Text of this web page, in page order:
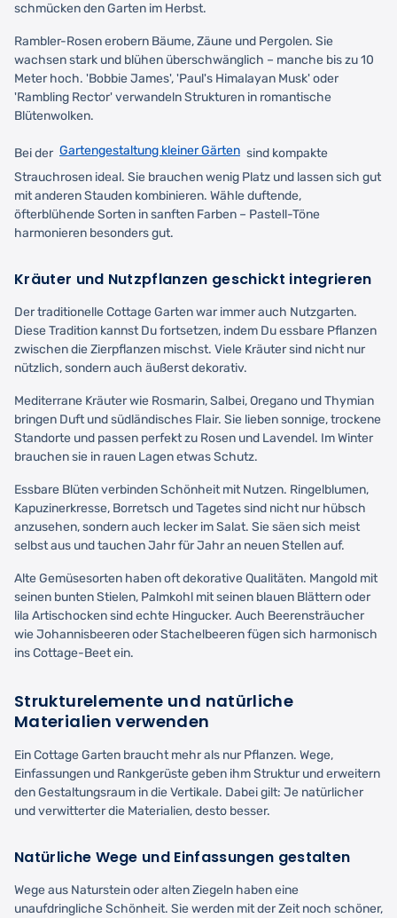
schmücken den Garten im Herbst.
Rambler-Rosen erobern Bäume, Zäune und Pergolen. Sie
wachsen stark und blühen überschwänglich – manche bis zu 10
Meter hoch. 'Bobbie James', 'Paul's Himalayan Musk' oder
'Rambling Rector' verwandeln Strukturen in romantische
Blütenwolken.
Bei der Gartengestaltung kleiner Gärten sind kompakte
Strauchrosen ideal. Sie brauchen wenig Platz und lassen sich gut
mit anderen Stauden kombinieren. Wähle duftende,
öfterblühende Sorten in sanften Farben – Pastell-Töne
harmonieren besonders gut.
Kräuter und Nutzpflanzen geschickt integrieren
Der traditionelle Cottage Garten war immer auch Nutzgarten.
Diese Tradition kannst Du fortsetzen, indem Du essbare Pflanzen
zwischen die Zierpflanzen mischst. Viele Kräuter sind nicht nur
nützlich, sondern auch äußerst dekorativ.
Mediterrane Kräuter wie Rosmarin, Salbei, Oregano und Thymian
bringen Duft und südländisches Flair. Sie lieben sonnige, trockene
Standorte und passen perfekt zu Rosen und Lavendel. Im Winter
brauchen sie in rauen Lagen etwas Schutz.
Essbare Blüten verbinden Schönheit mit Nutzen. Ringelblumen,
Kapuzinerkresse, Borretsch und Tagetes sind nicht nur hübsch
anzusehen, sondern auch lecker im Salat. Sie säen sich meist
selbst aus und tauchen Jahr für Jahr an neuen Stellen auf.
Alte Gemüsesorten haben oft dekorative Qualitäten. Mangold mit
seinen bunten Stielen, Palmkohl mit seinen blauen Blättern oder
lila Artischocken sind echte Hingucker. Auch Beerensträucher
wie Johannisbeeren oder Stachelbeeren fügen sich harmonisch
ins Cottage-Beet ein.
Strukturelemente und natürliche
Materialien verwenden
Ein Cottage Garten braucht mehr als nur Pflanzen. Wege,
Einfassungen und Rankgerüste geben ihm Struktur und erweitern
den Gestaltungsraum in die Vertikale. Dabei gilt: Je natürlicher
und verwitterter die Materialien, desto besser.
Natürliche Wege und Einfassungen gestalten
Wege aus Naturstein oder alten Ziegeln haben eine
unaufdringliche Schönheit. Sie werden mit der Zeit noch schöner,